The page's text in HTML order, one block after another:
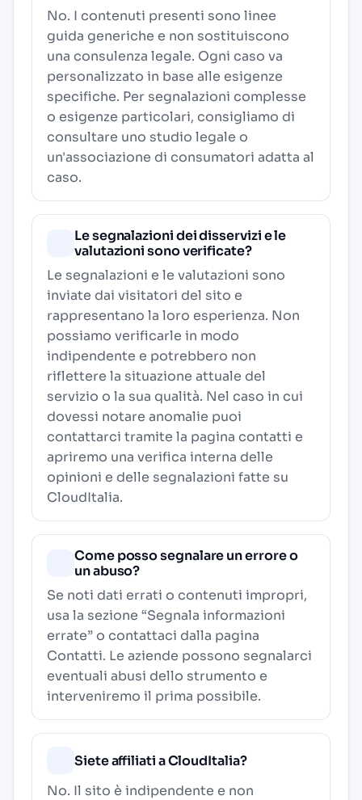
No. I contenuti presenti sono linee
guida generiche e non sostituiscono
una consulenza legale. Ogni caso va
personalizzato in base alle esigenze
specifiche. Per segnalazioni complesse
o esigenze particolari, consigliamo di
consultare uno studio legale o
un'associazione di consumatori adatta al
caso.
Le segnalazioni dei disservizi e le
valutazioni sono verificate?
Le segnalazioni e le valutazioni sono
inviate dai visitatori del sito e
rappresentano la loro esperienza. Non
possiamo verificarle in modo
indipendente e potrebbero non
riflettere la situazione attuale del
servizio o la sua qualità. Nel caso in cui
dovessi notare anomalie puoi
contattarci tramite la pagina contatti e
apriremo una verifica interna delle
opinioni e delle segnalazioni fatte su
CloudItalia.
Come posso segnalare un errore o
un abuso?
Se noti dati errati o contenuti impropri,
usa la sezione “Segnala informazioni
errate” o contattaci dalla pagina
Contatti. Le aziende possono segnalarci
eventuali abusi dello strumento e
interveniremo il prima possibile.
Siete affiliati a CloudItalia?
No. Il sito è indipendente e non